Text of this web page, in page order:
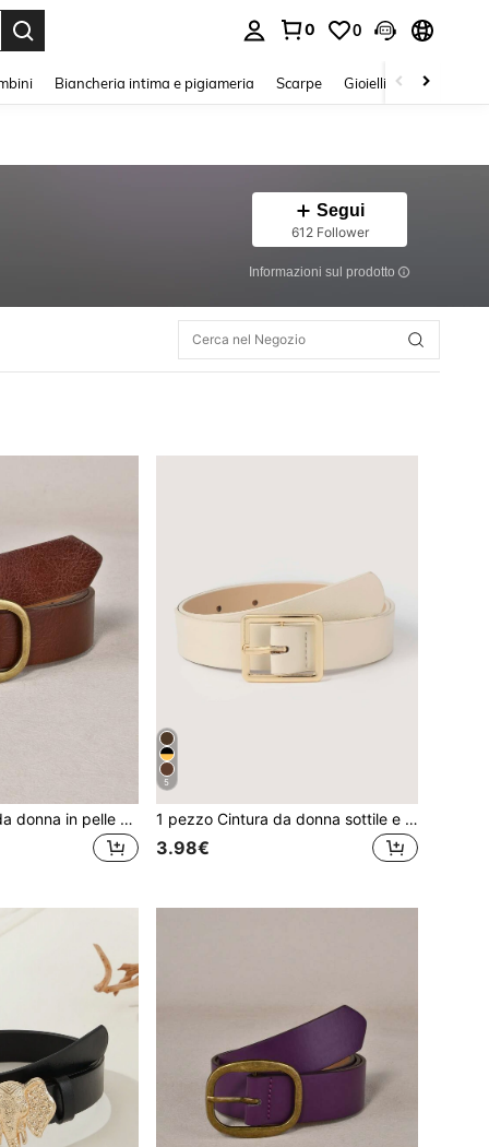
0 0
Biancheria intima e pigiameria Scarpe Gioielli E Accessori
Segui
612 Follower
Informazioni sul prodotto
1 pezzo Cintura da donna in pelle PU versatile e minimalista alla moda
5
1 pezzo Cintura da donna sottile e versatile in pelle PU alla moda
3.98€